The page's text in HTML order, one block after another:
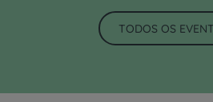
TODOS OS